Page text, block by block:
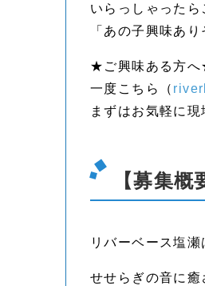
いらっしゃったら
「あの子興味あ
★ご興味ある方
一度こちら（
まずはお気軽に
【募集概
リバーベース塩
せせらぎの音に